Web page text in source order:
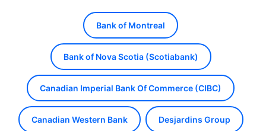
Bank of Montreal
Bank of Nova Scotia (Scotiabank)
Canadian Imperial Bank Of Commerce (CIBC)
Canadian Western Bank Desjardins Group